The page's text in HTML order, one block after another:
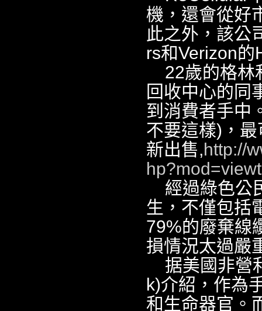
機，還會從好
此之外，該公
rs和Verizon
22歲的格林
回收中心的同
到消費者手中
不要這樣)，
新出售,http://
經過綠色公
生，不僅包括
79%的廢棄線
損情況太過嚴
据美國非營
k)介紹，作為
和生命器官。